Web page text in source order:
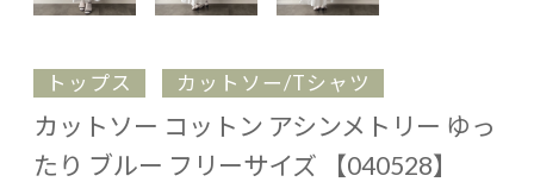
トップス カットソー/Tシャツ
カットソー コットン アシンメトリー ゆっ
たり ブルー フリーサイズ 【040528】